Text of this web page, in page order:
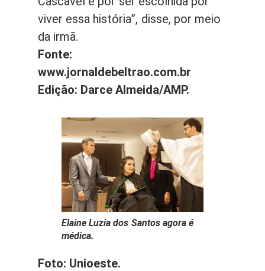
viver essa história”, disse, por meio
da irmã.
Fonte:
www.jornaldebeltrao.com.br
Edição: Darce Almeida/AMP.
Elaine Luzia dos Santos agora é
médica.
Foto: Unioeste.